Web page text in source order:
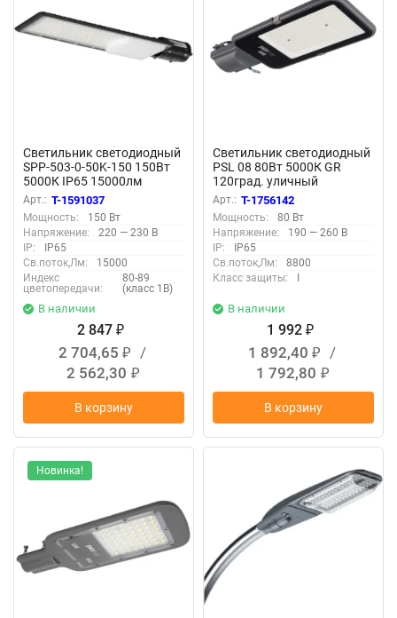
Светильник светодиодный
SPP-503-0-50K-150 150Вт
5000К IP65 15000лм
КСС:Ш-С уличный
консольный (аналог ДКУ)
Эра Б0051839
Арт.: T-1591037
Мощность:
150 Вт
Напряжение:
220 — 230 В
IP:
IP65
Св.поток,Лм:
15000
Индекс
цветопередачи:
80-89
(класс 1В)
В наличии
2 847 ₽
2 704,65 ₽
/
2 562,30 ₽
В корзину
Светильник светодиодный
PSL 08 80Вт 5000К GR
120град. уличный
консольный ДКУ IP65 Pro
JazzWay 5045804
Арт.: T-1756142
Мощность:
80 Вт
Напряжение:
190 — 260 В
IP:
IP65
Св.поток,Лм:
8800
Класс защиты:
В наличии
1 992 ₽
1 892,40 ₽
/
1 792,80 ₽
В корзину
Новинка!